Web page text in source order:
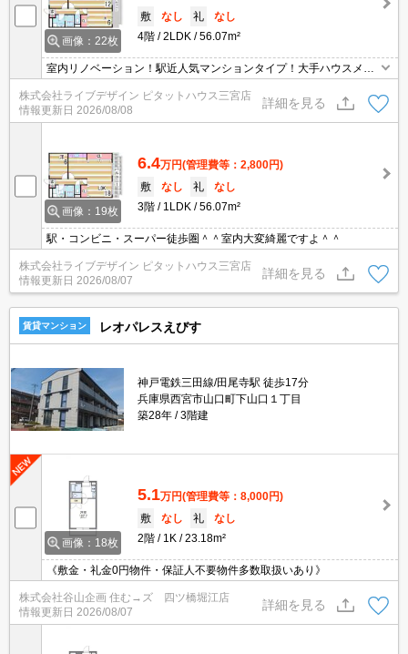
画像：22枚
敷 なし 礼
なし
4階
2LDK 56.07m²
室内リノベーション！駅近人気マンションタイプ！大手ハウスメー
カー施工で安心！案内
株式会社ライブデザイン ピタットハウス三宮店
情報更新日 2026/08/08
詳細を見る
画像：19枚
6.4万円(管理費等：2,800円)
敷
なし 礼
なし
3階
1LDK 56.07m²
駅・コンビニ・スーパー徒歩圏＾＾室内大変綺麗ですよ＾＾
株式会社ライブデザイン ピタットハウス三宮店
情報更新日 2026/08/07
詳細を見る
賃貸マンション レオパレスえびす
神戸電鉄三田線/田尾寺駅 徒歩17分
兵庫県西宮市山口町下山口１丁目
築28年
3階建
画像：18枚
5.1万円(管理費等：8,000円)
敷
なし 礼
なし
2階
1K 23.18m²
《敷金・礼金0円物件・保証人不要物件多数取扱いあり》
株式会社谷山企画 住む→ズ 四ツ橋堀江店
情報更新日 2026/08/07
詳細を見る